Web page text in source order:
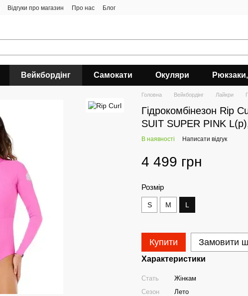
Відгуки про магазин Про нас Блог
Вейкбордінг Самокати Окуляри
Головна Вейкбордінг Лайкри
Гідрокомбінезон Rip
SUIT SUPER PINK
В наявності Написати відгук
4 499 грн
Розмір
S M L
Купити Замовити
Характеристики
Стать
Жінкам
Сезон
Лето